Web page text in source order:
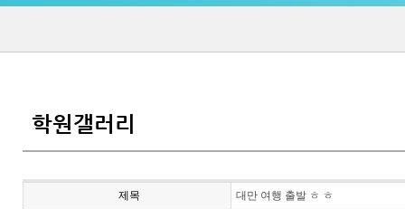
학원갤러리
제목 대만 여행 출발 ㅎ ㅎ